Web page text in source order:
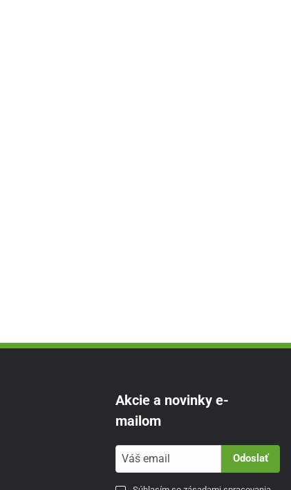
Akcie a novinky e-
mailom
Odoslať